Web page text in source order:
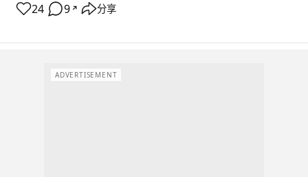
24 9 ↗ 分享
ADVERTISEMENT